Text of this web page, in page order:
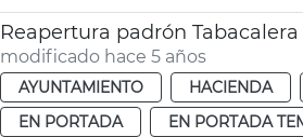
Reapertura padrón Tabacalera
modificado hace 5 años
AYUNTAMIENTO HACIENDA
EN PORTADA
EN PORTADA